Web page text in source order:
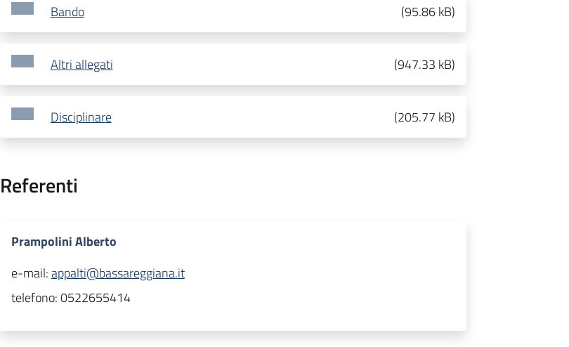
Bando (95.86 kB)
Altri allegati (947.33 kB)
Disciplinare (205.77 kB)
Referenti
Prampolini Alberto
e-mail:appalti@bassareggiana.it
telefono:0522655414